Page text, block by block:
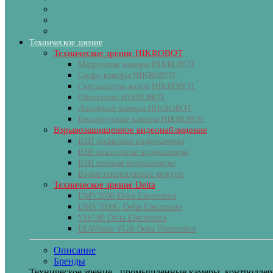
Техническое зрение
Техническое зрение HIKROBOT
Матричные камеры HIKROBOT
Смарт-камеры HIKROBOT
Считыватели кодов HIKROBOT
Объективы HIKROBOT
Линейные камеры HIKROBOT
Бескорпусные камеры HIKROBOT
Взрывозащищенное видеонаблюдение
ВЗИ цифровые видеокамеры
ВЗИ аналоговые видеокамеры
ВЗИ сетевые видеокамеры
Взрывозащищенные кожухи
Техническое зрение Delta
DMV2000 Delta Electronics
DMV3000G Delta Electronics
VIS100 Delta Electronics
DIAVision VGR Delta Electronics
Описание
Бренды